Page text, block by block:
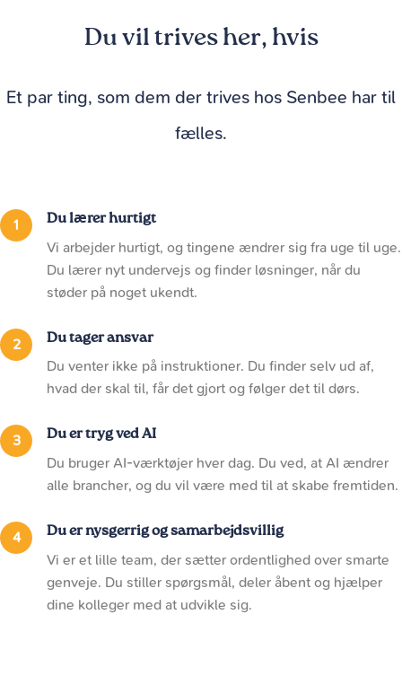
Du vil trives her, hvis
Et par ting, som dem der trives hos Senbee har til
fælles.
Du lærer hurtigt
Vi arbejder hurtigt, og tingene ændrer sig fra uge til uge.
Du lærer nyt undervejs og finder løsninger, når du
støder på noget ukendt.
Du tager ansvar
Du venter ikke på instruktioner. Du finder selv ud af,
hvad der skal til, får det gjort og følger det til dørs.
Du er tryg ved AI
Du bruger AI-værktøjer hver dag. Du ved, at AI ændrer
alle brancher, og du vil være med til at skabe fremtiden.
Du er nysgerrig og samarbejdsvillig
Vi er et lille team, der sætter ordentlighed over smarte
genveje. Du stiller spørgsmål, deler åbent og hjælper
dine kolleger med at udvikle sig.